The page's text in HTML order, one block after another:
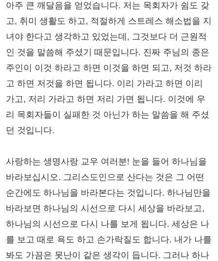
아주 큰 깨달음을 얻었습니다. 저는 목회자가 쉼도 갖
고, 취미 생활도 하고, 적절하게 스트레스 해소법을 지
녀야 한다고 생각하고 있었는데, 그것보다 더 근원적
인 것을 말씀해 주셨기 때문입니다. 진짜 주님의 종은
주인이 이것 하라고 하면 이것을 하면 되고, 저것 하라
고 하면 저것을 하면 됩니다. 이리 가라고 하면 이리
가고, 저리 가라고 하면 저리 가면 됩니다. 이것에 우
리 목회자들이 실패한 것 아닌가 하는 말씀을 해 주셨
던 것입니다.
사랑하는 생명사랑 교우 여러분! 눈을 들어 하나님을
바라보십시오. 그리스도인으로 산다는 것은 그 어떤
순간에도 하나님을 바라본다는 것입니다. 하나님만을
바라보면 하나님의 시선으로 다시 세상을 바라보고,
하나님의 시선으로 다시 나를 보게 됩니다. 세상은 나
를 보고 때로 욕도 하고 손가락질도 합니다. 내가 나를
봐도 가끔은 못난이 같은 생각이 듭니다. 그러나 하나